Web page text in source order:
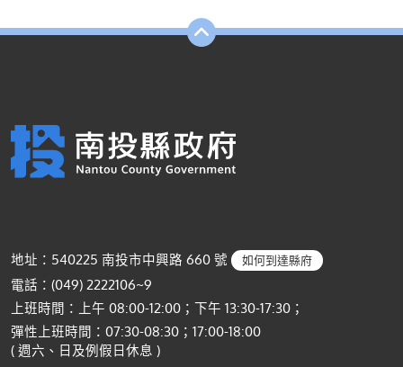
地址：540225 南投市中興路 660 號 如何到達縣府
電話：(049) 2222106~9
上班時間：上午 08:00-12:00；下午 13:30-17:30；
彈性上班時間：07:30-08:30；17:00-18:00
( 週六、日及例假日休息 )